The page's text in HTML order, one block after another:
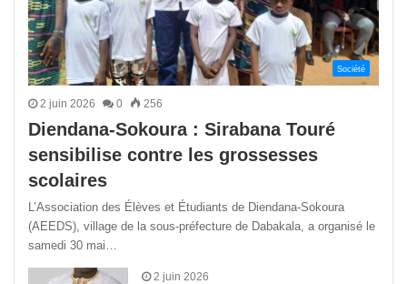
Société
2 juin 2026 0 256
Diendana-Sokoura : Sirabana Touré
sensibilise contre les grossesses
scolaires
L’Association des Élèves et Étudiants de Diendana-Sokoura
(AEEDS), village de la sous-préfecture de Dabakala, a organisé le
samedi 30 mai…
2 juin 2026